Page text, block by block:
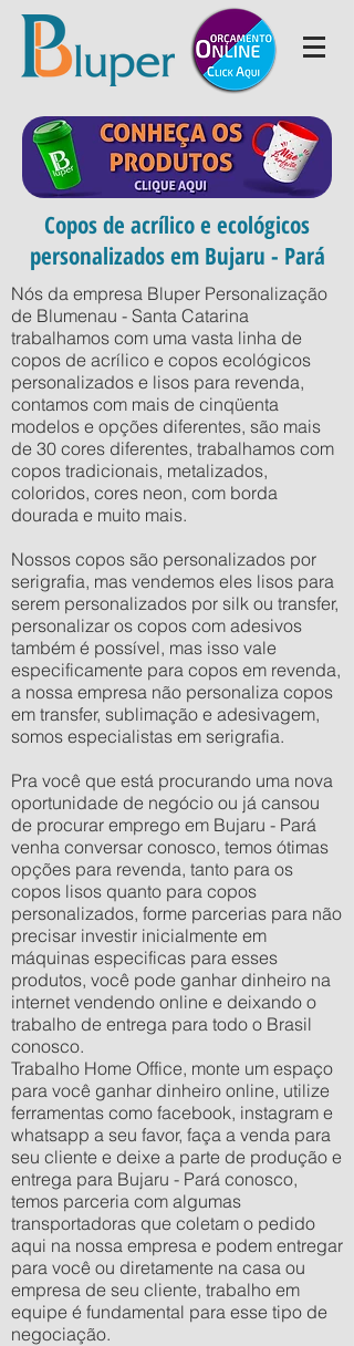
Copos de acrílico e ecológicos
personalizados em Bujaru - Pará
Nós da empresa Bluper Personalização
de Blumenau - Santa Catarina
trabalhamos com uma vasta linha de
copos de acrílico e copos ecológicos
personalizados e lisos para revenda,
contamos com mais de cinqüenta
modelos e opções diferentes, são mais
de 30 cores diferentes, trabalhamos com
copos tradicionais, metalizados,
coloridos, cores neon, com borda
dourada e muito mais.
Nossos copos são personalizados por
serigrafia, mas vendemos eles lisos para
serem personalizados por silk ou transfer,
personalizar os copos com adesivos
também é possível, mas isso vale
especificamente para copos em revenda,
a nossa empresa não personaliza copos
em transfer, sublimação e adesivagem,
somos especialistas em serigrafia.
Pra você que está procurando uma nova
oportunidade de negócio ou já cansou
de procurar emprego em Bujaru - Pará
venha conversar conosco, temos ótimas
opções para revenda, tanto para os
copos lisos quanto para copos
personalizados, forme parcerias para não
precisar investir inicialmente em
máquinas especificas para esses
produtos, você pode ganhar dinheiro na
internet vendendo online e deixando o
trabalho de entrega para todo o Brasil
conosco.
Trabalho Home Office, monte um espaço
para você ganhar dinheiro online, utilize
ferramentas como facebook, instagram e
whatsapp a seu favor, faça a venda para
seu cliente e deixe a parte de produção e
entrega para Bujaru - Pará conosco,
temos parceria com algumas
transportadoras que coletam o pedido
aqui na nossa empresa e podem entregar
para você ou diretamente na casa ou
empresa de seu cliente, trabalho em
equipe é fundamental para esse tipo de
negociação.